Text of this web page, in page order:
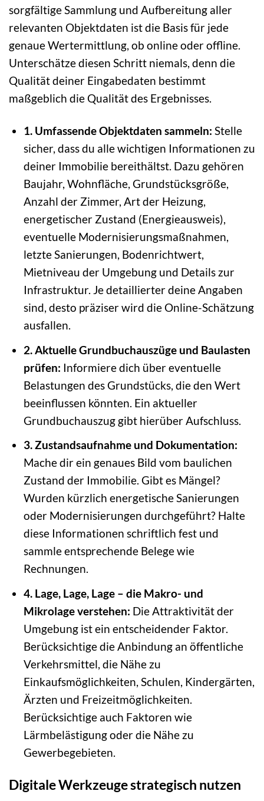
sorgfältige Sammlung und Aufbereitung aller
relevanten Objektdaten ist die Basis für jede
genaue Wertermittlung, ob online oder offline.
Unterschätze diesen Schritt niemals, denn die
Qualität deiner Eingabedaten bestimmt
maßgeblich die Qualität des Ergebnisses.
1. Umfassende Objektdaten sammeln: Stelle
sicher, dass du alle wichtigen Informationen zu
deiner Immobilie bereithältst. Dazu gehören
Baujahr, Wohnfläche, Grundstücksgröße,
Anzahl der Zimmer, Art der Heizung,
energetischer Zustand (Energieausweis),
eventuelle Modernisierungsmaßnahmen,
letzte Sanierungen, Bodenrichtwert,
Mietniveau der Umgebung und Details zur
Infrastruktur. Je detaillierter deine Angaben
sind, desto präziser wird die Online-Schätzung
ausfallen.
2. Aktuelle Grundbuchauszüge und Baulasten
prüfen: Informiere dich über eventuelle
Belastungen des Grundstücks, die den Wert
beeinflussen könnten. Ein aktueller
Grundbuchauszug gibt hierüber Aufschluss.
3. Zustandsaufnahme und Dokumentation:
Mache dir ein genaues Bild vom baulichen
Zustand der Immobilie. Gibt es Mängel?
Wurden kürzlich energetische Sanierungen
oder Modernisierungen durchgeführt? Halte
diese Informationen schriftlich fest und
sammle entsprechende Belege wie
Rechnungen.
4. Lage, Lage, Lage – die Makro- und
Mikrolage verstehen: Die Attraktivität der
Umgebung ist ein entscheidender Faktor.
Berücksichtige die Anbindung an öffentliche
Verkehrsmittel, die Nähe zu
Einkaufsmöglichkeiten, Schulen, Kindergärten,
Ärzten und Freizeitmöglichkeiten.
Berücksichtige auch Faktoren wie
Lärmbelästigung oder die Nähe zu
Gewerbegebieten.
Digitale Werkzeuge strategisch nutzen